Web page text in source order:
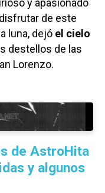
de este
luna, dejó el cielo
destellos de las
Lorenzo.
de AstroHita
y algunos